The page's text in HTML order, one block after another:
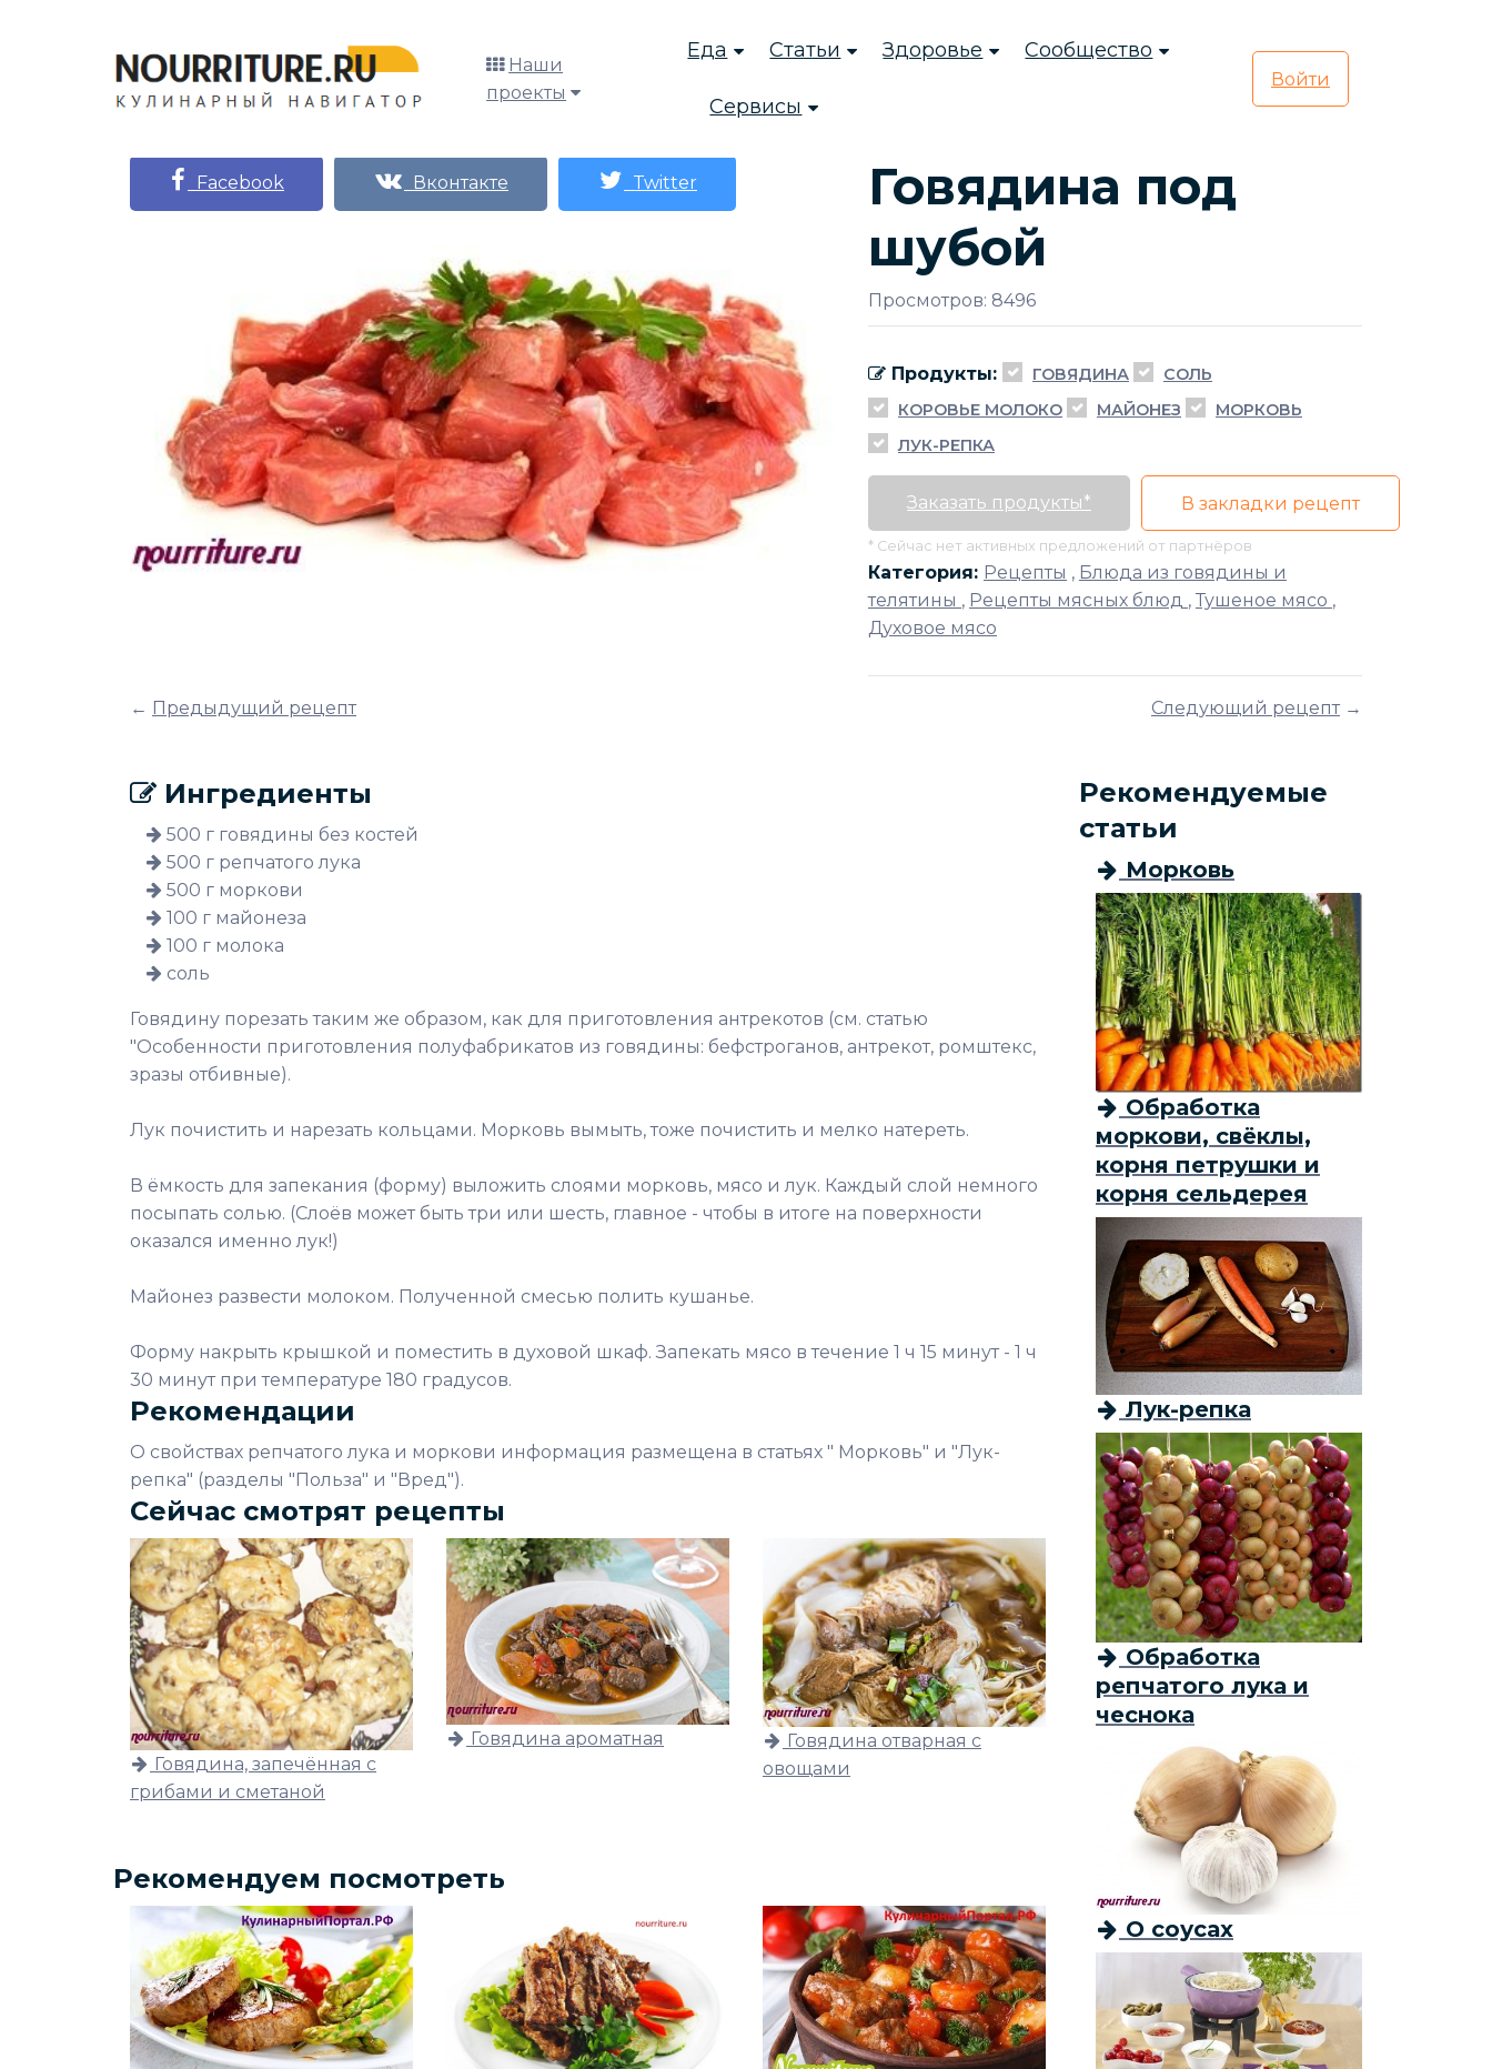
Наши
проекты
Еда Статьи Здоровье Сообщество
Сервисы
Войти
Facebook Вконтакте Twitter
Говядина под
шубой
Просмотров: 8496
Продукты: ГОВЯДИНА
СОЛЬ
КОРОВЬЕ МОЛОКО
МАЙОНЕЗ
МОРКОВЬ
ЛУК-РЕПКА
Заказать продукты* В закладки рецепт
* Сейчас нет активных предложений от партнёров
Категория: Рецепты , Блюда из говядины и
телятины , Рецепты мясных блюд , Тушеное мясо ,
Духовое мясо
← Предыдущий рецепт Следующий рецепт→
Ингредиенты
500 г говядины без костей
500 г репчатого лука
500 г моркови
100 г майонеза
100 г молока
соль
Говядину порезать таким же образом, как для приготовления антрекотов (см. статью
"Особенности приготовления полуфабрикатов из говядины: бефстроганов, антрекот, ромштекс,
зразы отбивные).
Лук почистить и нарезать кольцами. Морковь вымыть, тоже почистить и мелко натереть.
В ёмкость для запекания (форму) выложить слоями морковь, мясо и лук. Каждый слой немного
посыпать солью. (Слоёв может быть три или шесть, главное - чтобы в итоге на поверхности
оказался именно лук!)
Майонез развести молоком. Полученной смесью полить кушанье.
Форму накрыть крышкой и поместить в духовой шкаф. Запекать мясо в течение 1 ч 15 минут - 1 ч
30 минут при температуре 180 градусов.
Рекомендации
О свойствах репчатого лука и моркови информация размещена в статьях " Морковь" и "Лук-
репка" (разделы "Польза" и "Вред").
Сейчас смотрят рецепты
Говядина, запечённая с
грибами и сметаной
Говядина ароматная
Говядина отварная с
овощами
Рекомендуем посмотреть
Рекомендуемые
статьи
Морковь
Обработка
моркови, свёклы,
корня петрушки и
корня сельдерея
Лук-репка
Обработка
репчатого лука и
чеснока
О соусах